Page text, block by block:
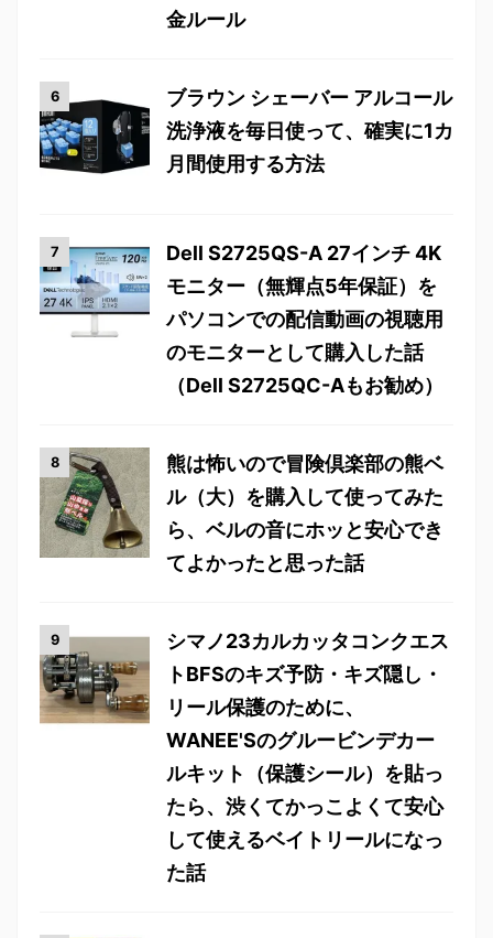
金ルール
ブラウン シェーバー アルコール
洗浄液を毎日使って、確実に1カ
月間使用する方法
Dell S2725QS-A 27インチ 4K
モニター（無輝点5年保証）を
パソコンでの配信動画の視聴用
のモニターとして購入した話
（Dell S2725QC-Aもお勧め）
熊は怖いので冒険倶楽部の熊ベ
ル（大）を購入して使ってみた
ら、ベルの音にホッと安心でき
てよかったと思った話
シマノ23カルカッタコンクエス
トBFSのキズ予防・キズ隠し・
リール保護のために、
WANEE'Sのグルービンデカー
ルキット（保護シール）を貼っ
たら、渋くてかっこよくて安心
して使えるベイトリールになっ
た話